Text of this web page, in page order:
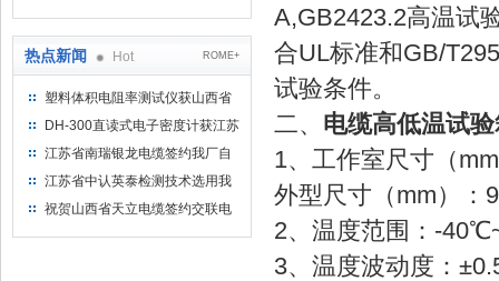
热点新闻 Hot ROME+
塑料体积电阻率测试仪获山西省
水利机械厂选用
DH-300直读式电子密度计获江苏
省苏州市安信塑业选用
江苏省南瑞银龙电缆签约我厂自
然换气老化箱等电缆检测设备
江苏省中认英泰检测技术选用我
厂自然换气老化试验箱
祝贺山西省天立电缆签约交联电
A,GB2423.2高温试
合UL标准和GB/
试验条件。
二、 电缆高低温试
1、工作室尺寸（
外型尺寸（mm）
2、温度范围：-
3、温度波动度：